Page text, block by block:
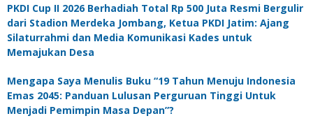
PKDI Cup II 2026 Berhadiah Total Rp 500 Juta Resmi Bergulir
dari Stadion Merdeka Jombang, Ketua PKDI Jatim: Ajang
Silaturrahmi dan Media Komunikasi Kades untuk
Memajukan Desa
Mengapa Saya Menulis Buku “19 Tahun Menuju Indonesia
Emas 2045: Panduan Lulusan Perguruan Tinggi Untuk
Menjadi Pemimpin Masa Depan”?